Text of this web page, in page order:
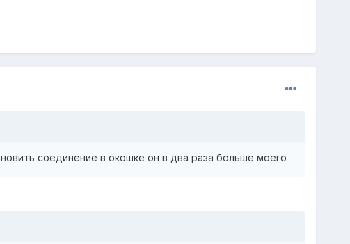
соединение в окошке он в два раза больше моего